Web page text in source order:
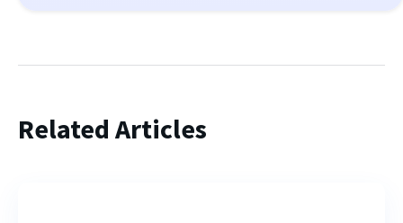
Related Articles